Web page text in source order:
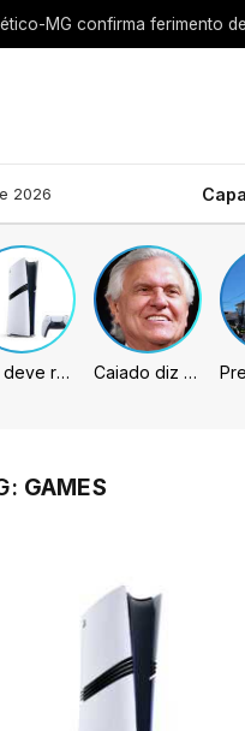
MG confirma ferimento
2026 Capa
PS5 deve receber melhorias no PSSR com nova atualização de sistema Caiado diz que “governa” com emendas e julga facções terroristas
GAMES